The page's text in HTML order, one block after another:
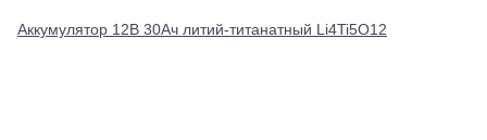
Аккумулятор 12В 30Ач литий-титанатный Li4Ti5O12